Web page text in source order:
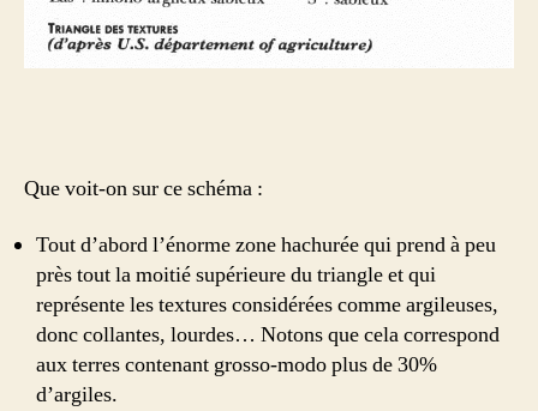
Que voit-on sur ce schéma :
Tout d’abord l’énorme zone hachurée qui prend à peu
près tout la moitié supérieure du triangle et qui
représente les textures considérées comme argileuses,
donc collantes, lourdes… Notons que cela correspond
aux terres contenant grosso-modo plus de 30%
d’argiles.